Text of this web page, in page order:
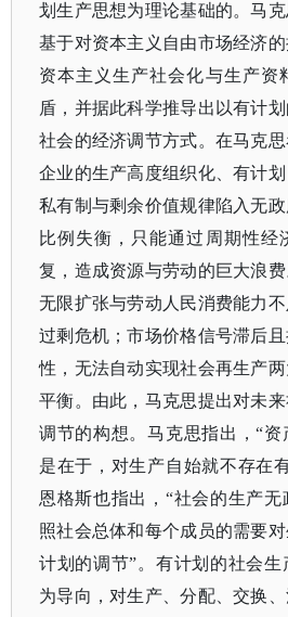
划生产思想为理论基础的。马
基于对资本主义自由市场经济
资本主义生产社会化与生产资
盾，并据此科学推导出以有计
社会的经济调节方式。在马克
企业的生产高度组织化、有计
私有制与剩余价值规律陷入无
比例失衡，只能通过周期性经
复，造成资源与劳动的巨大浪
无限扩张与劳动人民消费能力
过剩危机；市场价格信号滞后
性，无法自动实现社会再生产
平衡。由此，马克思提出对未
调节的构想。马克思指出，“资
是在于，对生产自始就不存在
恩格斯也指出，“社会的生产
照社会总体和每个成员的需要
计划的调节”。有计划的社会
为导向，对生产、分配、交换、